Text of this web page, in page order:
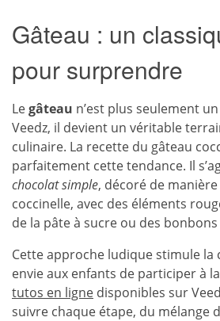
Gâteau : un
pour surprendre
Legâteau n’est plus seulement
Veedz, il devient un véritable
culinaire. La recette du gâteau
parfaitement cette tendance. Il
chocolat simple, décoré de
coccinelle, avec des éléments
de la pâte à sucre ou des
Cette approche ludique stimule la
envie aux enfants de participer à
tutos en ligne disponibles sur
suivre chaque étape, du mélange